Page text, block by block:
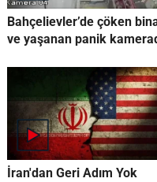
Bahçelievler’de çöken
ve yaşanan panik
İran'dan Geri Adım Yok